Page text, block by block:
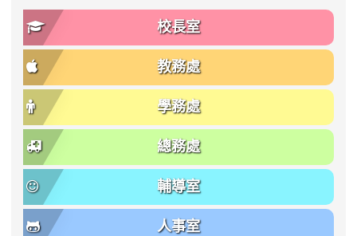
校長室
教務處
學務處
總務處
輔導室
人事室